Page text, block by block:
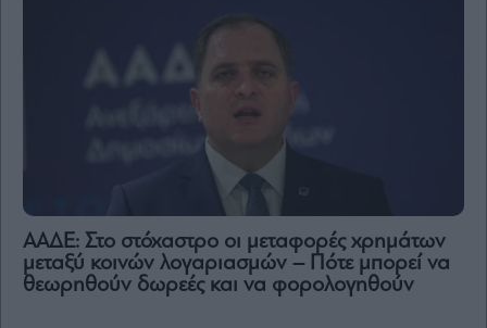
ΑΑΔΕ: Στο στόχαστρο οι μεταφορές χρημάτων
μεταξύ κοινών λογαριασμών – Πότε μπορεί να
θεωρηθούν δωρεές και να φορολογηθούν